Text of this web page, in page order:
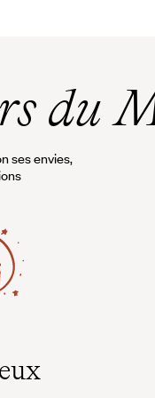
du
ses envies,